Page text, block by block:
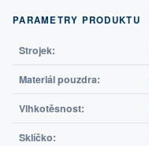
PARAMETRY PRODUKTU
Strojek:
Materiál pouzdra:
Vlhkotěsnost:
Sklíčko: